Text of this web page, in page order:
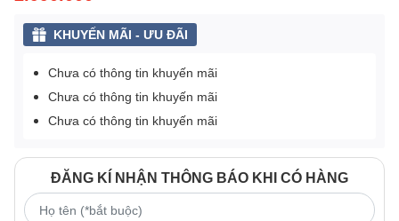
KHUYẾN MÃI - ƯU ĐÃI
Chưa có thông tin khuyến mãi
Chưa có thông tin khuyến mãi
Chưa có thông tin khuyến mãi
ĐĂNG KÍ NHẬN THÔNG BÁO KHI CÓ HÀNG